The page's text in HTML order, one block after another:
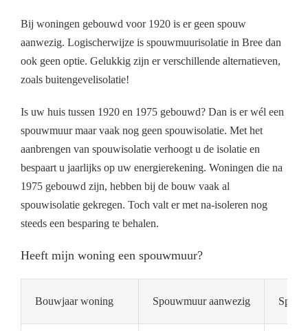
Bij woningen gebouwd voor 1920 is er geen spouw
aanwezig. Logischerwijze is spouwmuurisolatie in Bree dan
ook geen optie. Gelukkig zijn er verschillende alternatieven,
zoals buitengevelisolatie!
Is uw huis tussen 1920 en 1975 gebouwd? Dan is er wél een
spouwmuur maar vaak nog geen spouwisolatie. Met het
aanbrengen van spouwisolatie verhoogt u de isolatie en
bespaart u jaarlijks op uw energierekening. Woningen die na
1975 gebouwd zijn, hebben bij de bouw vaak al
spouwisolatie gekregen. Toch valt er met na-isoleren nog
steeds een besparing te behalen.
Heeft mijn woning een spouwmuur?
Bouwjaar woning Spouwmuur aanwezig